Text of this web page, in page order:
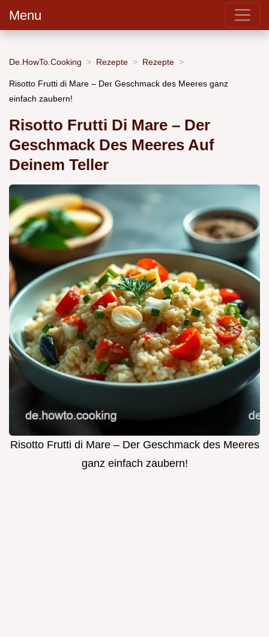
Menu
De.HowTo.Cooking Rezepte Rezepte
Risotto Frutti di Mare – Der Geschmack des Meeres ganz
einfach zaubern!
Risotto Frutti Di Mare – Der
Geschmack Des Meeres Auf
Deinem Teller
Risotto Frutti di Mare – Der Geschmack des Meeres
ganz einfach zaubern!